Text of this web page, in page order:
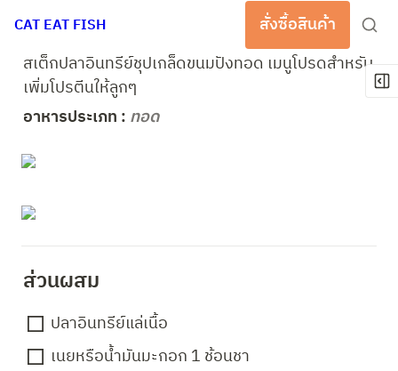
CAT EAT FISH
สั่งซื้อสินค้า
สเต็กปลาอินทรีย์ชุปเกล็ดขนมปังทอด เมนูโปรดสำหรับ
เพิ่มโปรตีนให้ลูกๆ
อาหารประเภท : ทอด
ส่วนผสม
ปลาอินทรีย์แล่เนื้อ
เนยหรือน้ำมันมะกอก 1 ช้อนชา